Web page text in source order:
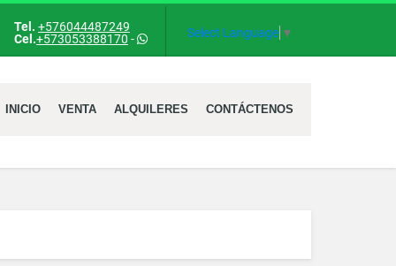
Tel. +576044487249
Cel.+573053388170 - Select Language ▼
INICIO VENTA ALQUILERES CONTÁCTENOS